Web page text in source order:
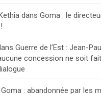
dans Goma : le
Guerre de l’Est : Jean-
concession ne soit
Goma : abandonnée par les